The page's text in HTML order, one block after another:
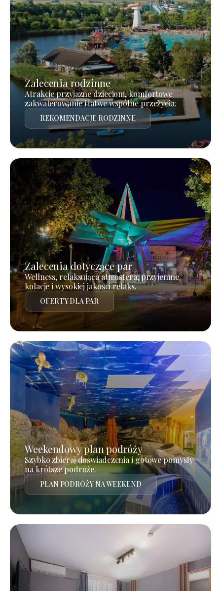
Zalecenia rodzinne
Atrakcje przyjazne dzieciom, komfortowe
zakwaterowanie i łatwe wspólne przeżycia.
REKOMENDACJE RODZINNE
Zalecenia dotyczące par
Wellness, relaksująca atmosfera, przyjemne
kolacje i wysokiej jakości relaks.
OFERTY DLA PAR
Weekendowy plan podróży
Szybko zbieraj doświadczenia i gotowe pomysły
na krótsze podróże.
PLAN PODRÓŻY NA WEEKEND